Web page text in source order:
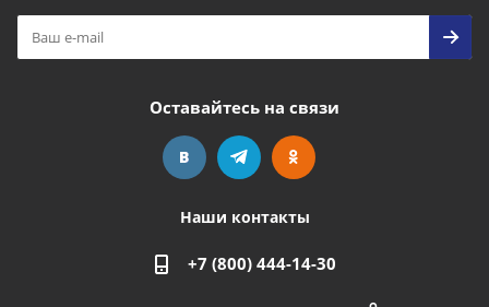
Оставайтесь на связи
Наши контакты
+7 (800) 444-14-30